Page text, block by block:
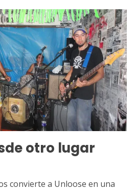
otro lugar
convierte a Unloose en una